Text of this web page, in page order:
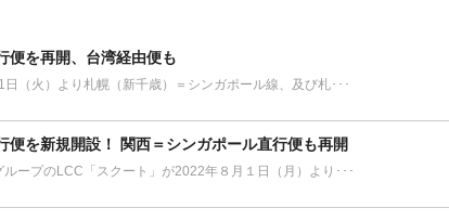
便を再開、台湾経由便も
（火）より札幌（新千歳）＝シンガポール線、及び札･･･
便を新規開設！ 関西＝シンガポール直行便も再開
ープのLCC「スクート」が2022年８月１日（月）より･･･